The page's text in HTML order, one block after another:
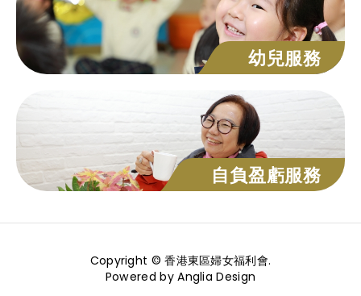
幼兒服務
自負盈虧服務
Copyright © 香港東區婦女福利會.
Powered byAnglia Design